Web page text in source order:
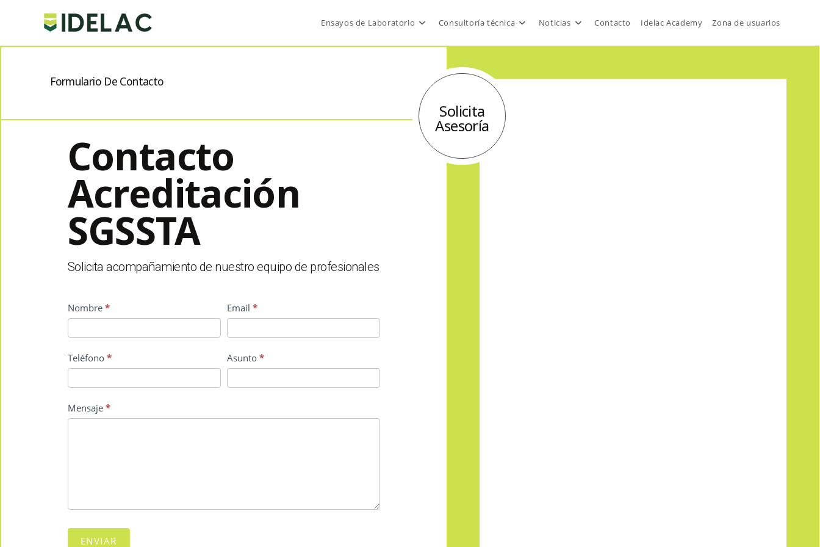
Ensayos de Laboratorio Consultoría técnica Noticias Contacto Idelac Academy Zona de usuarios
Formulario De Contacto
Solicita
Asesoría
Contacto
Acreditación
SGSSTA
Solicita acompañamiento de nuestro equipo de profesionales
Contact
Us
Nombre * Email *
Teléfono * Asunto *
Mensaje *
ENVIAR